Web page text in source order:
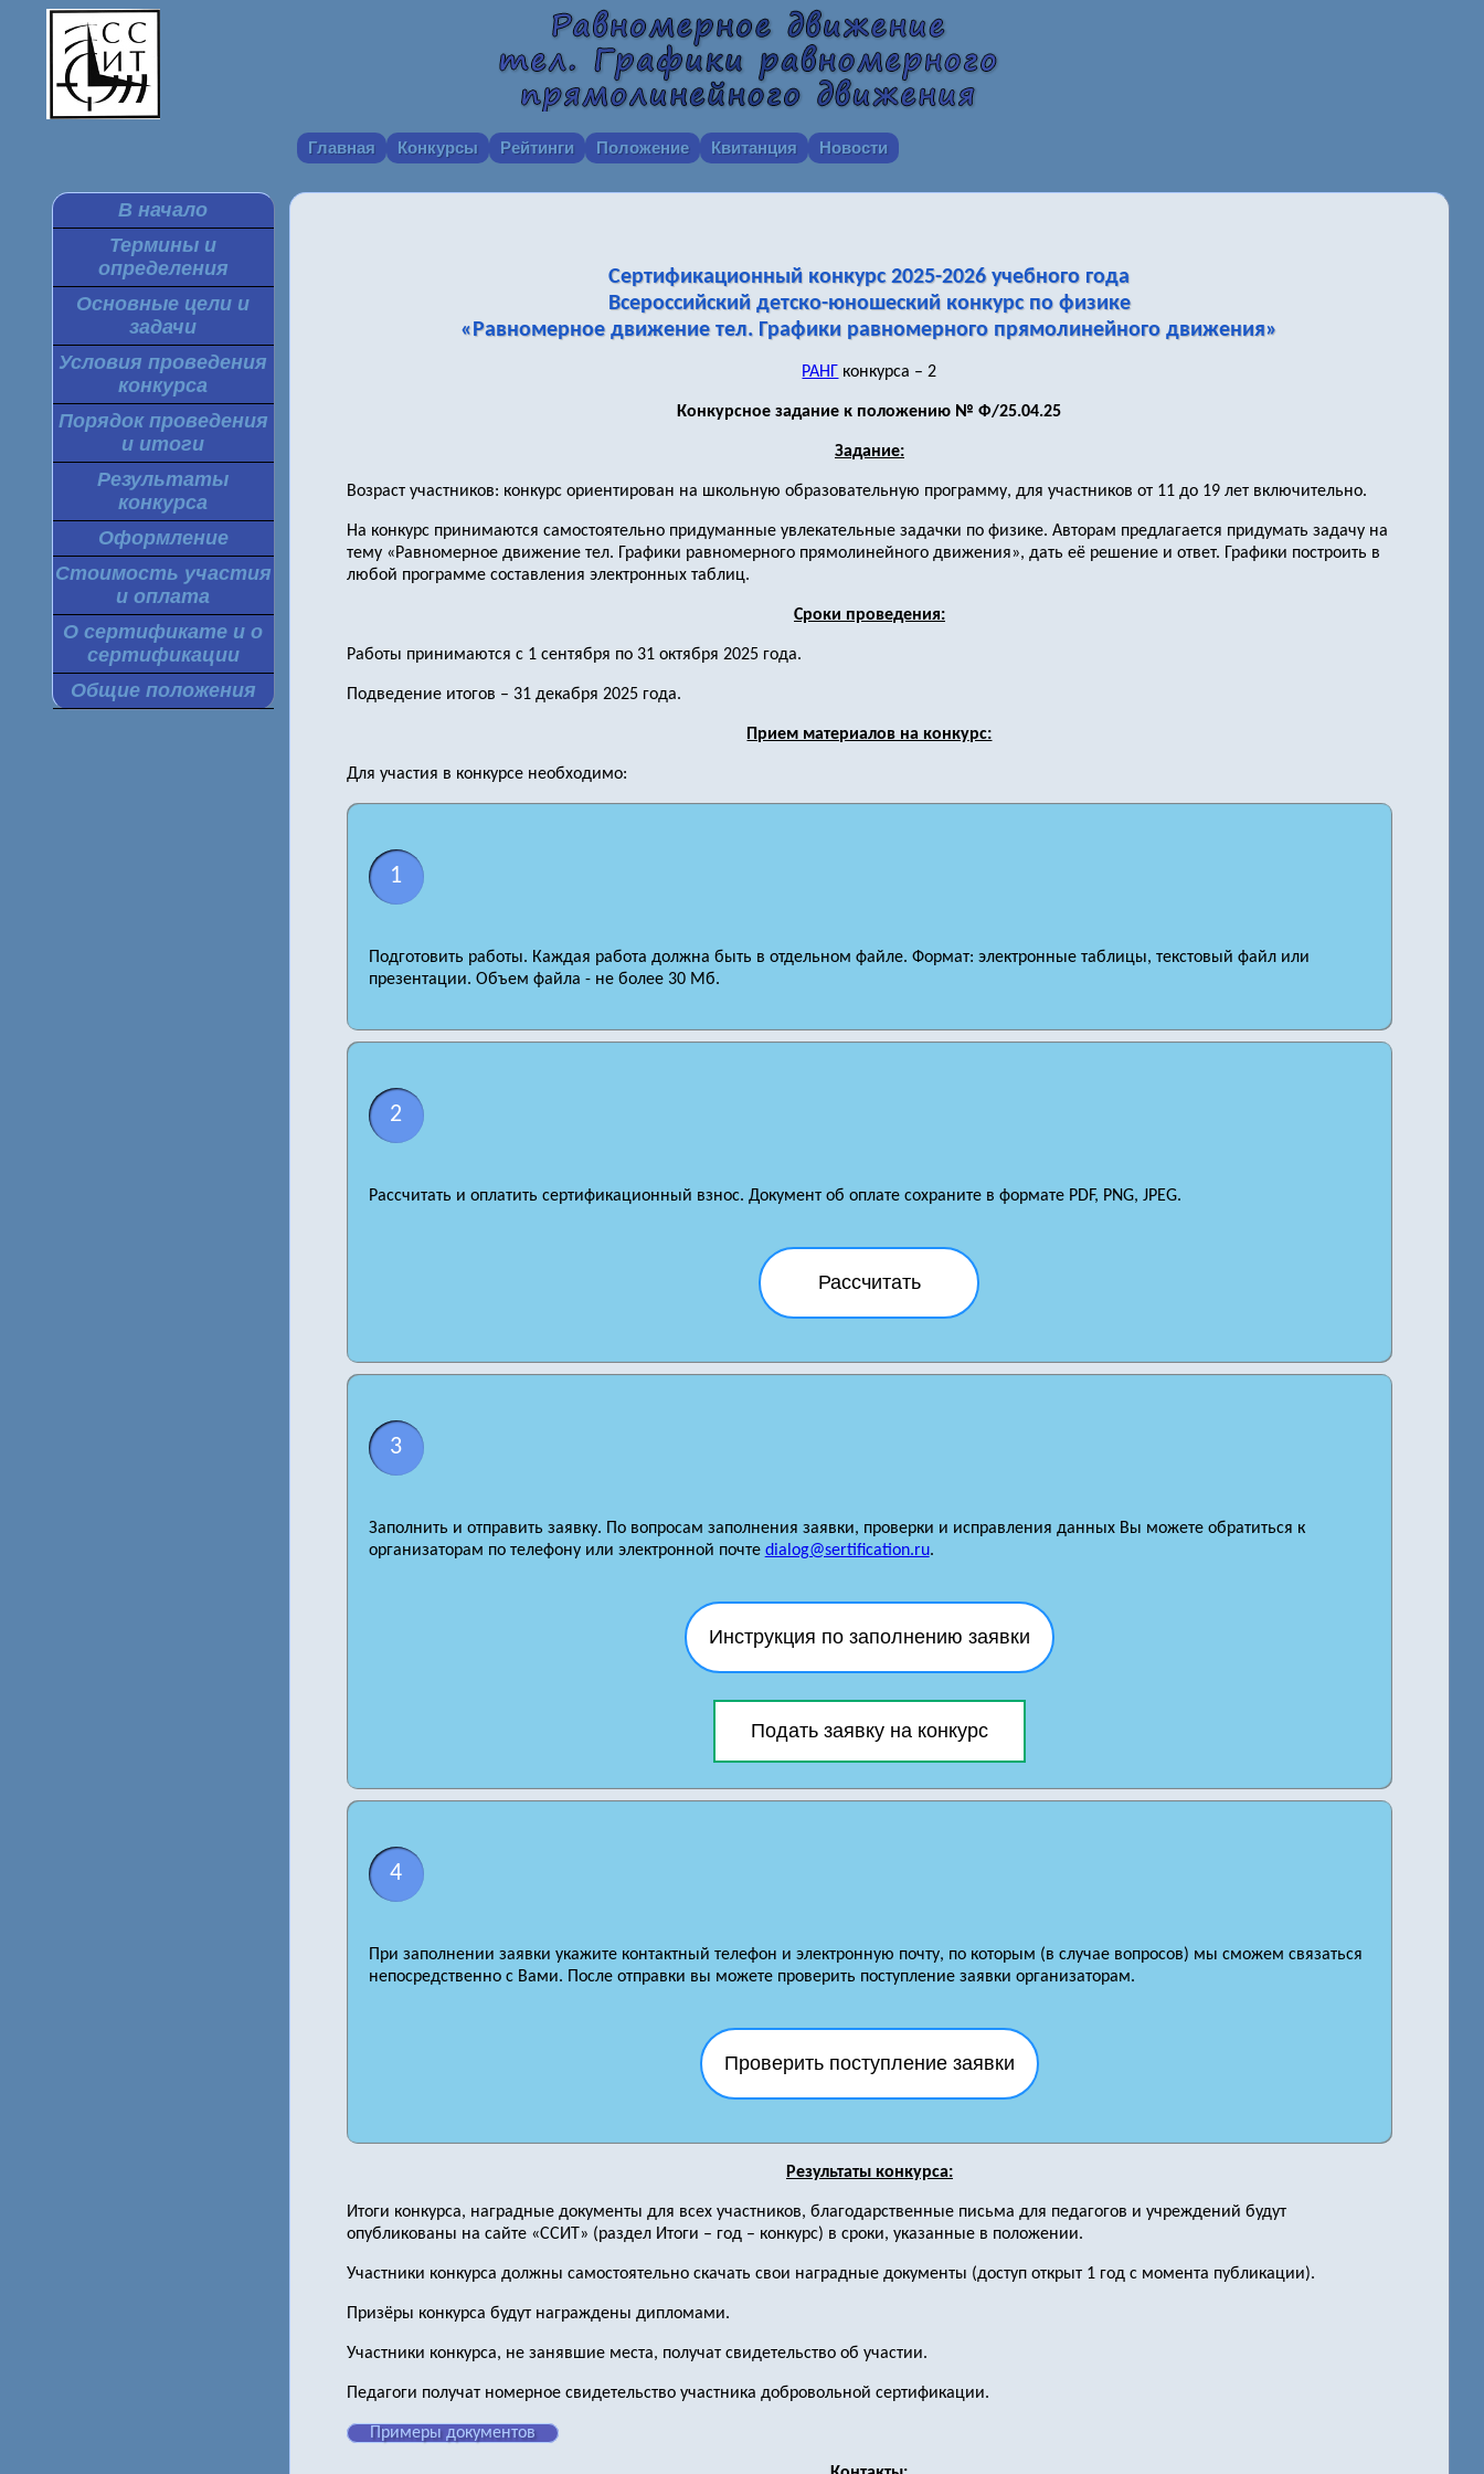
Главная Конкурсы Рейтинги Положение Квитанция Новости
В начало
Термины и
определения
Основные цели и
задачи
Условия проведения
конкурса
Порядок проведения
и итоги
Результаты
конкурса
Оформление
Стоимость участия
и оплата
О сертификате и о
сертификации
Общие положения
Сертификационный конкурс 2025-2026 учебного года
Всероссийский детско-юношеский конкурс по физике
«Равномерное движение тел. Графики равномерного прямолинейного движения»
РАНГ конкурса – 2
Конкурсное задание к положению № Ф/25.04.25
Задание:
Возраст участников: конкурс ориентирован на школьную образовательную программу, для участников от 11 до 19 лет включительно.
На конкурс принимаются самостоятельно придуманные увлекательные задачки по физике. Авторам предлагается придумать задачу на
тему «Равномерное движение тел. Графики равномерного прямолинейного движения», дать её решение и ответ. Графики построить в
любой программе составления электронных таблиц.
Сроки проведения:
Работы принимаются с 1 сентября по 31 октября 2025 года.
Подведение итогов – 31 декабря 2025 года.
Прием материалов на конкурс:
Для участия в конкурсе необходимо:
1
Подготовить работы. Каждая работа должна быть в отдельном файле. Формат: электронные таблицы, текстовый файл или
презентации. Объем файла - не более 30 Мб.
2
Рассчитать и оплатить сертификационный взнос. Документ об оплате сохраните в формате PDF, PNG, JPEG.
Рассчитать
3
Заполнить и отправить заявку. По вопросам заполнения заявки, проверки и исправления данных Вы можете обратиться к
организаторам по телефону или электронной почте dialog@sertification.ru.
Инструкция по заполнению заявки
Подать заявку на конкурс
4
При заполнении заявки укажите контактный телефон и электронную почту, по которым (в случае вопросов) мы сможем связаться
непосредственно с Вами. После отправки вы можете проверить поступление заявки организаторам.
Проверить поступление заявки
Результаты конкурса:
Итоги конкурса, наградные документы для всех участников, благодарственные письма для педагогов и учреждений будут
опубликованы на сайте «ССИТ» (раздел Итоги – год – конкурс) в сроки, указанные в положении.
Участники конкурса должны самостоятельно скачать свои наградные документы (доступ открыт 1 год с момента публикации).
Призёры конкурса будут награждены дипломами.
Участники конкурса, не занявшие места, получат свидетельство об участии.
Педагоги получат номерное свидетельство участника добровольной сертификации.
Примеры документов